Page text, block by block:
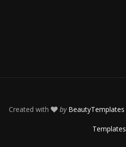
Created with by BeautyTemplates
Templates